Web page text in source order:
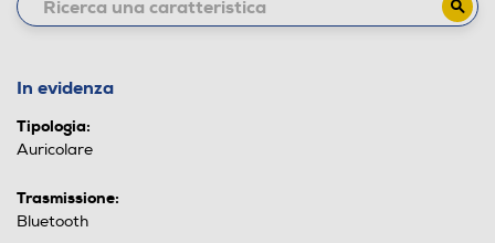
In evidenza
Tipologia:
Auricolare
Trasmissione:
Bluetooth